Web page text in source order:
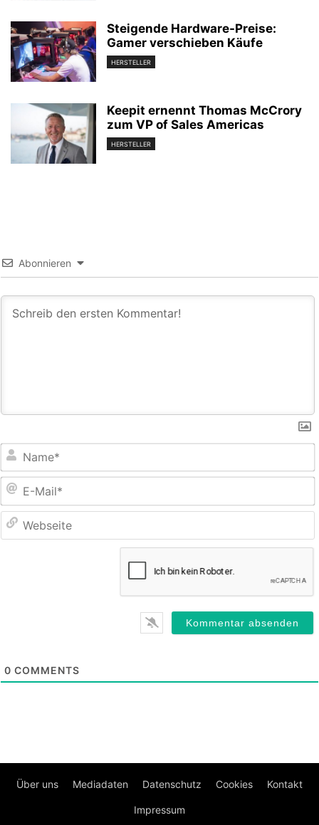
Steigende Hardware-Preise:
Gamer verschieben Käufe
HERSTELLER
Keepit ernennt Thomas McCrory
zum VP of Sales Americas
HERSTELLER
Abonnieren
0 COMMENTS
Über uns Mediadaten Datenschutz Cookies Kontakt
Impressum